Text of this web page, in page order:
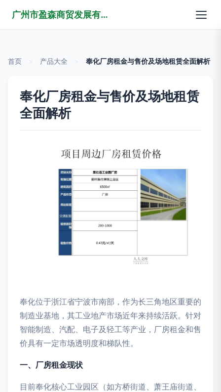
广州市盈森商贸发展有限公司
首页 产品大全 奉化厂房租金与售价及场地租赁全面解析
奉化厂房租金与售价及场地租赁
全面解析
奉化位于浙江省宁波市南部，作为长三角地区重要的
制造业基地，其工业地产市场近年来持续活跃。针对
智能制造、汽配、电子及轻工等产业，厂房租金和售
价具有一定市场透明度和梯队性。
一、厂房租金现状
目前奉化核心工业园区（如方桥街道、萧王庙街道、